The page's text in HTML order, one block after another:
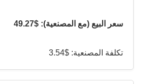
سعر البيع (مع المصنعية): $49.27
تكلفة المصنعية: $3.54